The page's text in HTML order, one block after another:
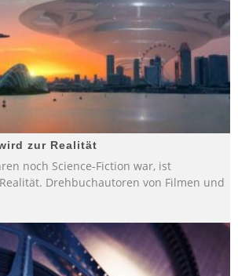
zur Realität
noch Science-Fiction war, ist
Drehbuchautoren von Filmen und